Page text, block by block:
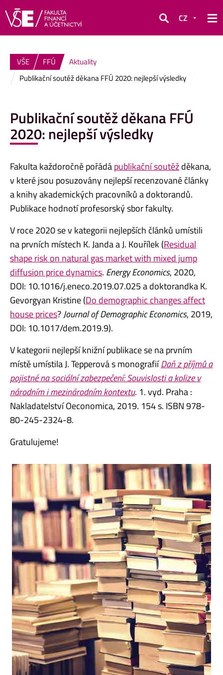
Hledat
CZ
VŠE FFÚ
Aktuality
Publikační soutěž děkana FFÚ 2020: nejlepší výsledky
Publikační soutěž děkana FFÚ
2020: nejlepší výsledky
Fakulta každoročně pořádápublikační soutěžděkana,
v které jsou posuzovány nejlepší recenzované články
a knihy akademických pracovníků a doktorandů.
Publikace hodnotí profesorský sbor fakulty.
V roce 2020 se v kategorii nejlepších článků umístili
na prvních místech K. Janda a J. Kouřílek (Residual
shape risk on natural gas market with mixed jump
diffusion price dynamics. Energy Economics, 2020,
DOI: 10.1016/j.eneco.2019.07.025 a doktorandka K.
Gevorgyan Kristine (Do demographic changes affect
house prices?Journal of Demographic Economics, 2019,
DOI: 10.1017/dem.2019.9).
V kategorii nejlepší knižní publikace se na prvním
místě umístila J. Tepperová s monografiíDaň z příjmů a
pojistné na sociální zabezpečení: Souvislosti a kolize v
národním i mezinárodním kontextu. 1. vyd. Praha :
Nakladatelství Oeconomica, 2019. 154 s. ISBN 978-
80-245-2324-8.
Gratulujeme!